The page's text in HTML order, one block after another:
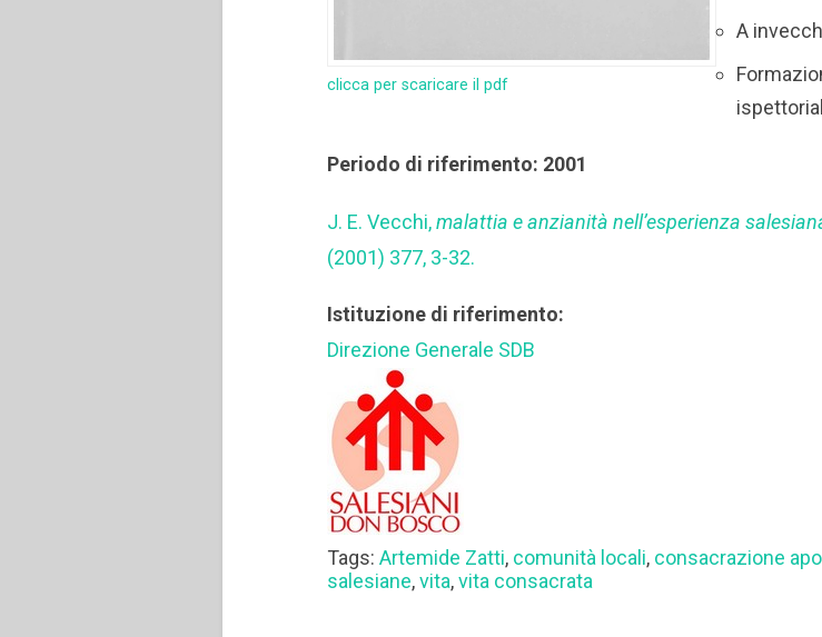
clicca per scaricare il pdf
A
Periodo di riferimento: 2001
J. E. Vecchi,malattia e anzianità nell’esperienza
(2001) 377, 3-32.
Istituzione di riferimento:
Direzione Generale SDB
Tags:Artemide Zatti, comunità locali, consacrazione
salesiane,vita,vita consacrata